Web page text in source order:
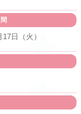
日（火）